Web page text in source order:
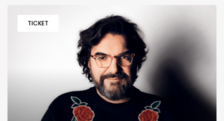
TICKET